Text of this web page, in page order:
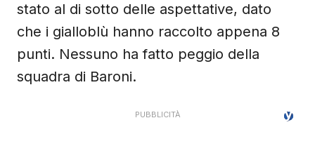
stato al di sotto delle aspettative, dato
che i gialloblù hanno raccolto appena 8
punti. Nessuno ha fatto peggio della
squadra di Baroni.